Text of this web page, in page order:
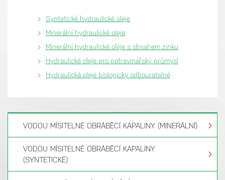
Syntetické hydraulické oleje
Minerální hydraulické oleje
Minerální hydraulické oleje s obsahem zinku
Hydraulické oleje pro potravinářský průmysl
Hydraulické oleje biologicky odbouratelné
VODOU MÍSITELNÉ OBRÁBĚCÍ KAPALINY (MINERÁLNÍ)
VODOU MÍSITELNÉ OBRÁBĚCÍ KAPALINY
(SYNTETICKÉ)